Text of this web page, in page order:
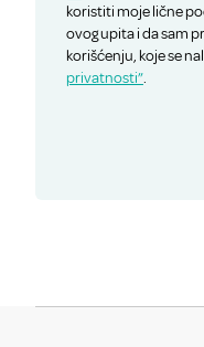
koristiti moje lične
ovog upita i da sam
korišćenju, koje se
privatnosti”.